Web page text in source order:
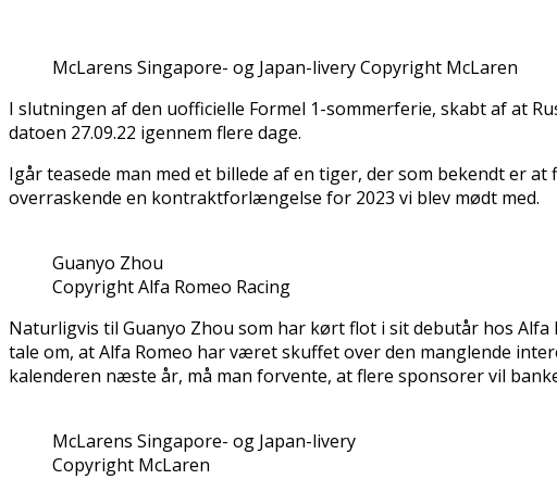
McLarens Singapore- og Japan-livery Copyright McLaren
I slutningen af den uofficielle Formel 1-sommerferie, skabt af at
datoen 27.09.22 igennem flere dage.
Igår teasede man med et billede af en tiger, der som bekendt er
overraskende en kontraktforlængelse for 2023 vi blev mødt med.
Guanyo Zhou
Copyright Alfa Romeo Racing
Naturligvis til Guanyo Zhou som har kørt flot i sit debutår hos
tale om, at Alfa Romeo har været skuffet over den manglende
kalenderen næste år, må man forvente, at flere sponsorer vil
McLarens Singapore- og Japan-livery
Copyright McLaren